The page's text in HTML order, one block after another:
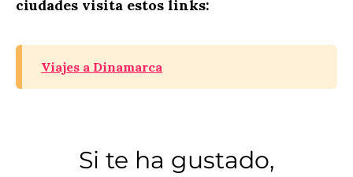
ciudades visita estos links:
Viajes a Dinamarca
Si te ha gustado,